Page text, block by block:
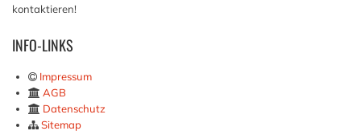
kontaktieren!
INFO-LINKS
Impressum
AGB
Datenschutz
Sitemap